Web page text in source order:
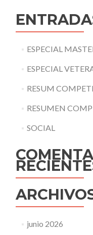
ESPECIAL
ESPECIAL
RESUM
RESUMEN
SOCIAL
junio 2026